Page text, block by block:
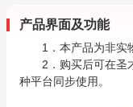
产品界面及功能
1．本产品为非实
2．购买后可在圣
种平台同步使用。